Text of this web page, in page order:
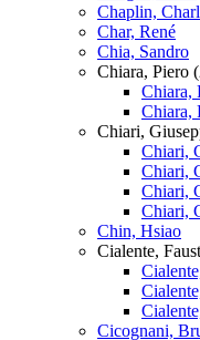
Chaplin,
Char, René
Chia, Sandro
Chiara, Piero
Chiara,
Chiara,
Chiari,
Chiari,
Chiari,
Chiari,
Chiari,
Chin, Hsiao
Cialente,
Cicognani,